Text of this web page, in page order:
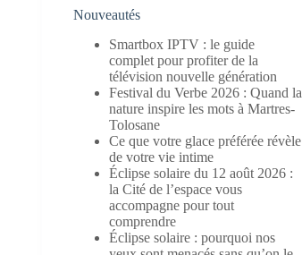
Nouveautés
Smartbox IPTV : le guide
complet pour profiter de la
télévision nouvelle génération
Festival du Verbe 2026 : Quand la
nature inspire les mots à Martres-
Tolosane
Ce que votre glace préférée révèle
de votre vie intime
Éclipse solaire du 12 août 2026 :
la Cité de l’espace vous
accompagne pour tout
comprendre
Éclipse solaire : pourquoi nos